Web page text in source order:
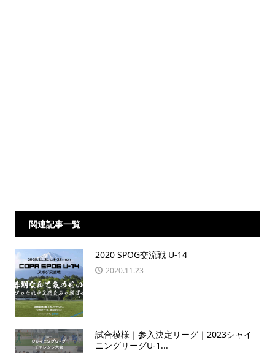
関連記事一覧
2020 SPOG交流戦 U-14
2020.11.23
試合模様｜参入決定リーグ｜2023シャイ
ニングリーグU-1...